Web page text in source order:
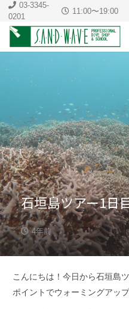
03-3345-
0201
11:00〜19:00
石垣島ツアー1日
4年前
こんにちは！今日から石垣島
ポイントでウォーミングアップ